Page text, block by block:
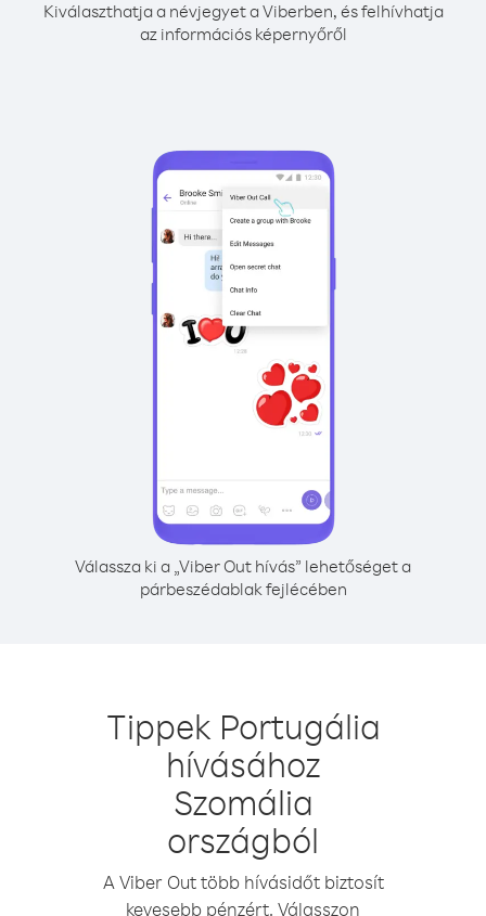
Kiválaszthatja a névjegyet a Viberben, és felhívhatja
az információs képernyőről
Válassza ki a „Viber Out hívás” lehetőséget a
párbeszédablak fejlécében
Tippek Portugália
hívásához
Szomália
országból
A Viber Out több hívásidőt biztosít
kevesebb pénzért. Válasszon